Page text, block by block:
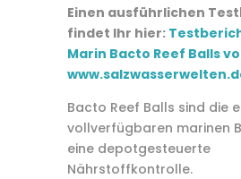
Einen ausführlichen
findet Ihr hier:
Marin Bacto Reef Balls
Bacto Reef Balls sind die
vollverfügbaren marinen
eine depotgesteuerte
Nährstoffkontrolle.